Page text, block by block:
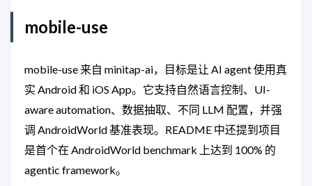
mobile-use
mobile-use 来自 minitap-ai，目标是让 AI agent 使用真
实 Android 和 iOS App。它支持自然语言控制、UI-
aware automation、数据抽取、不同 LLM 配置，并强
调 AndroidWorld 基准表现。README 中还提到项目
是首个在 AndroidWorld benchmark 上达到 100% 的
agentic framework。